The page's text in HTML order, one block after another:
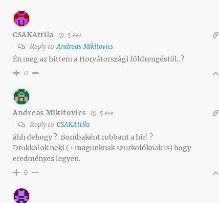
CSAKAttila 5 éve
Reply toAndreas Mikitovics
Én meg az hittem a Horvátországi földrengéstől..?
0
Andreas Mikitovics 5 éve
Reply to CSAKAttila
áhh dehogy ?. Bombaként robbant a hír! ?
Drukkolok neki (+ magunknak szurkolóknak is) hogy
eredményes legyen.
0